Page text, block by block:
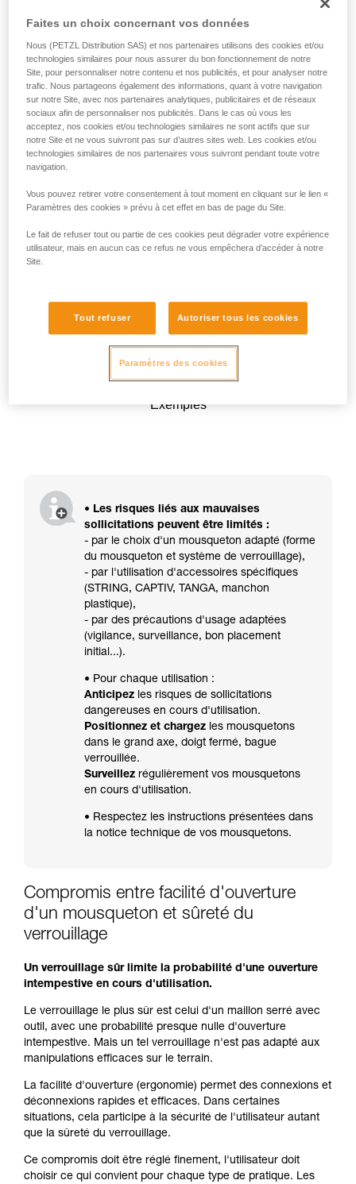
Exemples
• Les risques liés aux mauvaises
sollicitations peuvent être limités :
- par le choix d'un mousqueton adapté (forme
du mousqueton et système de verrouillage),
- par l'utilisation d'accessoires spécifiques
(STRING, CAPTIV, TANGA, manchon
plastique),
- par des précautions d'usage adaptées
(vigilance, surveillance, bon placement
initial...).
• Pour chaque utilisation :
Anticipez les risques de sollicitations
dangereuses en cours d'utilisation.
Positionnez et chargez les mousquetons
dans le grand axe, doigt fermé, bague
verrouillée.
Surveillez régulièrement vos mousquetons
en cours d'utilisation.
• Respectez les instructions présentées dans
la notice technique de vos mousquetons.
Compromis entre facilité d'ouverture
d'un mousqueton et sûreté du
verrouillage
Un verrouillage sûr limite la probabilité d'une ouverture
intempestive en cours d'utilisation.
Le verrouillage le plus sûr est celui d'un maillon serré avec
outil, avec une probabilité presque nulle d'ouverture
intempestive. Mais un tel verrouillage n'est pas adapté aux
manipulations efficaces sur le terrain.
La facilité d'ouverture (ergonomie) permet des connexions et
déconnexions rapides et efficaces. Dans certaines
situations, cela participe à la sécurité de l'utilisateur autant
que la sûreté du verrouillage.
Ce compromis doit être réglé finement, l'utilisateur doit
choisir ce qui convient pour chaque type de pratique. Les
Faites un choix concernant vos données
Nous (PETZL Distribution SAS) et nos partenaires utilisons des cookies et/ou
technologies similaires pour nous assurer du bon fonctionnement de notre
Site, pour personnaliser notre contenu et nos publicités, et pour analyser notre
trafic. Nous partageons également des informations, quant à votre navigation
sur notre Site, avec nos partenaires analytiques, publicitaires et de réseaux
sociaux afin de personnaliser nos publicités. Dans le cas où vous les
acceptez, nos cookies et/ou technologies similaires ne sont actifs que sur
notre Site et ne vous suivront pas sur d’autres sites web. Les cookies et/ou
technologies similaires de nos partenaires vous suivront pendant toute votre
navigation.
Vous pouvez retirer votre consentement à tout moment en cliquant sur le lien «
Paramètres des cookies » prévu à cet effet en bas de page du Site.
Le fait de refuser tout ou partie de ces cookies peut dégrader votre expérience
utilisateur, mais en aucun cas ce refus ne vous empêchera d’accéder à notre
Site.
Tout refuser Autoriser tous les cookies
Paramètres des cookies